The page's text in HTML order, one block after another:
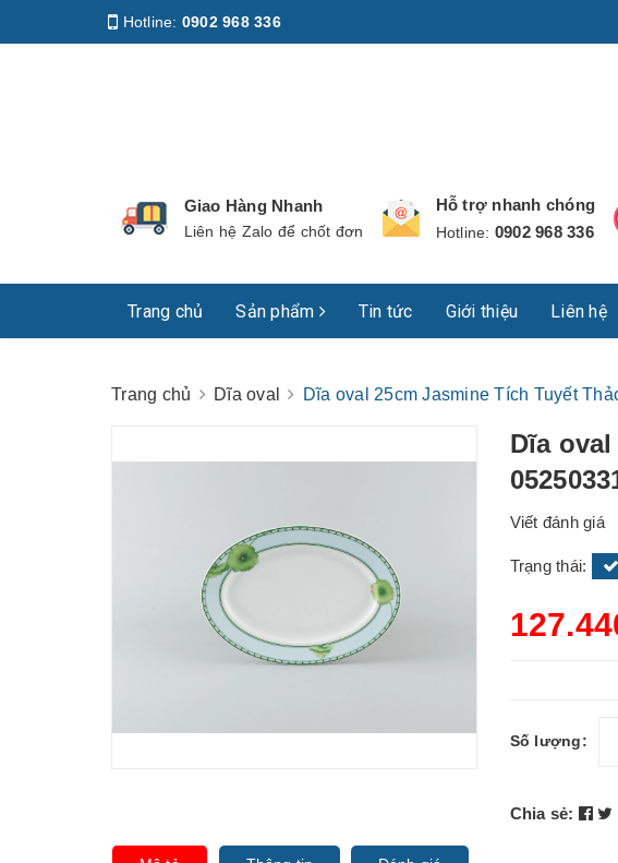
Hotline: 0902 968 336
Giao Hàng Nhanh
Liên hệ Zalo để chốt đơn
Hỗ trợ nhanh chóng
Hotline: 0902 968 336
Trang chủ Sản phẩm Tin tức Giới thiệu Liên hệ
Trang chủ Dĩa oval Dĩa oval 25cm Jasmine Tích Tuyết
Dĩa
Viết đánh giá
Trạng thái:
Số lượng:
Chia sẻ: